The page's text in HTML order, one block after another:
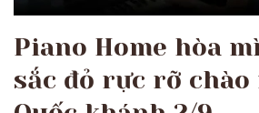
Piano Home hòa
sắc đỏ rực rỡ chào